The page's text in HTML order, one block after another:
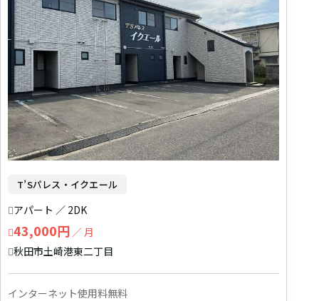
T’Sパレス・イクエール
アパート ／ 2DK
43,000円 ／ 月
秋田市土崎港東二丁目
インターネット使用料無料